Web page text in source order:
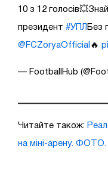
10 з 12
президент #УПЛ Без
@FCZoryaOfficial 🔥
— FootballHub
Читайте також:
на міні-арену. ФОТО.